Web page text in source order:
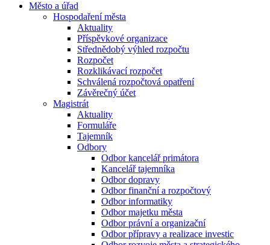
Město a úřad
Hospodaření města
Aktuality
Příspěvkové organizace
Střednědobý výhled rozpočtu
Rozpočet
Rozklikávací rozpočet
Schválená rozpočtová opatření
Závěrečný účet
Magistrát
Aktuality
Formuláře
Tajemník
Odbory
Odbor kancelář primátora
Kancelář tajemníka
Odbor dopravy
Odbor finanční a rozpočtový
Odbor informatiky
Odbor majetku města
Odbor právní a organizační
Odbor přípravy a realizace investic